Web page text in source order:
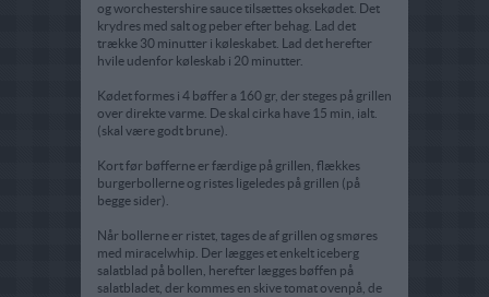
og worchestershire sauce tilsættes oksekødet. Det
krydres med salt og peber efter behag. Lad det
trække 30 minutter i køleskabet. Lad det herefter
hvile udenfor køleskab i 20 minutter.
Kødet formes i 4 bøffer a 160 gr, der steges på grillen
over direkte varme. De skal cirka have 15 min, ialt.
(skal være godt brune).
Kort før bøfferne er færdige på grillen, flækkes
burgerbollerne og ristes ligeledes på grillen (på
begge sider).
Når bollerne er ristet, tages de af grillen og smøres
med miracelwhip. Der lægges et enkelt iceberg
salatblad på bollen, herefter lægges bøffen på
salatbladet, der kommes en skive tomat ovenpå, de